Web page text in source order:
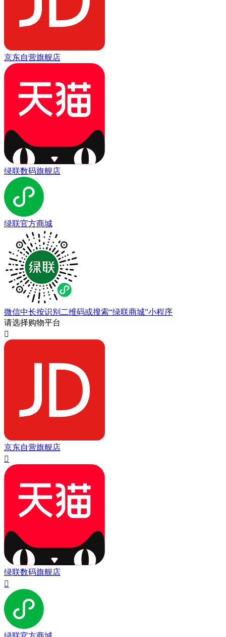
京东自营旗舰店
绿联数码旗舰店
绿联官方商城
微信中长按识别二维码或搜索“绿联商城”小程序
请选择购物平台

京东自营旗舰店

绿联数码旗舰店
